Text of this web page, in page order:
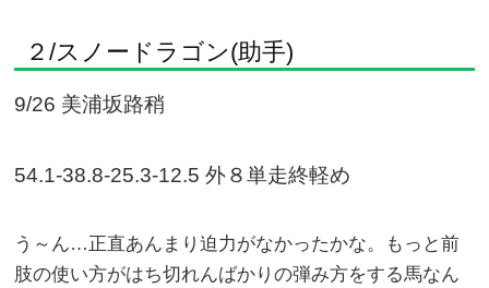
２/スノードラゴン(助手)
9/26 美浦坂路稍
54.1-38.8-25.3-12.5 外８単走終軽め
う～ん…正直あんまり迫力がなかったかな。もっと前
肢の使い方がはち切れんばかりの弾み方をする馬なん